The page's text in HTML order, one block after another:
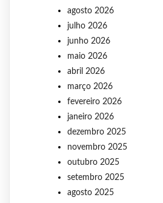
agosto 2026
julho 2026
junho 2026
maio 2026
abril 2026
março 2026
fevereiro 2026
janeiro 2026
dezembro 2025
novembro 2025
outubro 2025
setembro 2025
agosto 2025